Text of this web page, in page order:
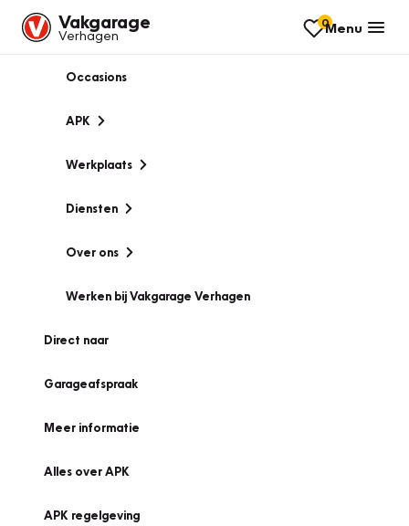
Vakgarage
Verhagen
0Menu
Occasions
APK
Werkplaats
Diensten
Over ons
Werken bij Vakgarage Verhagen
Direct naar
Garageafspraak
Meer informatie
Alles over APK
APK regelgeving